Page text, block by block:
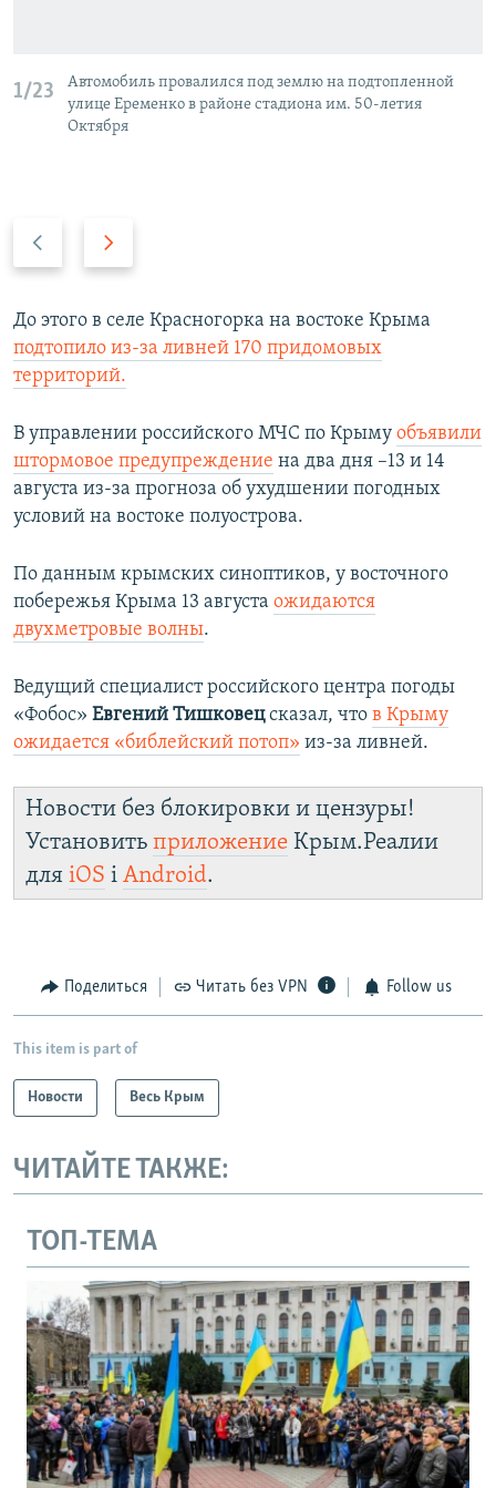
1/23
Автомобиль провалился под землю на подтопленной
улице Еременко в районе стадиона им. 50-летия
Октября
д
ы
д
щ
и
й
с
а
д
у
ю
и
й
с
л
До этого в селе Красногорка на востоке Крыма
подтопило из-за ливней 170 придомовых
территорий.
В управлении российского МЧС по Крыму объявили
штормовое предупреждение на два дня –13 и 14
августа из-за прогноза об ухудшении погодных
условий на востоке полуострова.
По данным крымских синоптиков, у восточного
побережья Крыма 13 августа ожидаются
двухметровые волны.
Ведущий специалист российского центра погоды
«Фобос» Евгений Тишковецсказал, что в Крыму
ожидается «библейский потоп» из-за ливней.
Новости без блокировки и цензуры!
Установить приложение Крым.Реалии
для iOS і Android.
Поделиться Читать без VPN Follow us
This item is part of
Новости Весь Крым
ЧИТАЙТЕ ТАКЖЕ:
ТОП-ТЕМА